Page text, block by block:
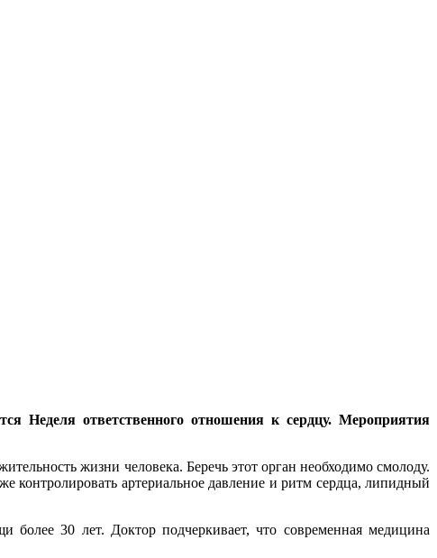
Неделя ответственного отношения к сердцу. Мероприятия
жизни человека. Беречь этот орган необходимо смолоду.
контролировать артериальное давление и ритм сердца, липидный
более 30 лет. Доктор подчеркивает, что современная медицина